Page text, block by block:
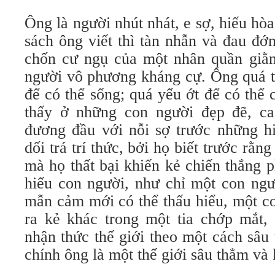
Ông là người nhút nhát, e sợ, hiếu
sách ông viết thì tàn nhẫn và đau
chốn cư ngụ của một nhân quần
người vô phương kháng cự. Ông quá
để có thể sống; quá yếu ớt để có thể
thấy ở những con người đẹp đẽ,
đương đầu với nỗi sợ trước những
dối trá trí thức, bởi họ biết trước
mà họ thất bại khiến kẻ chiến thắng
hiểu con người, như chỉ một con
mẫn cảm mới có thể thấu hiểu, một
ra kẻ khác trong một tia chớp
nhận thức thế giới theo một cách
chính ông là một thế giới sâu thẳm và